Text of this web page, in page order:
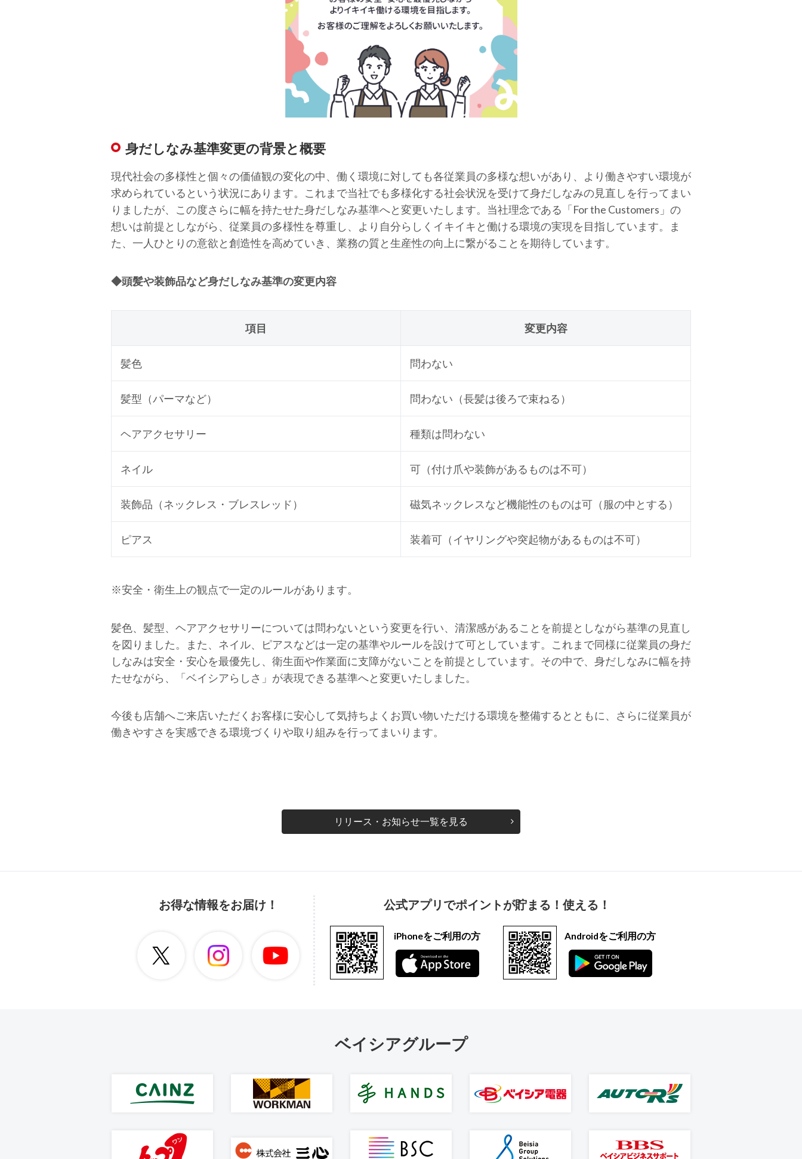
身だしなみ基準変更の背景と概要
現代社会の多様性と個々の価値観の変化の中、働く環境に対しても各従業員の多様な想いがあり、より働きやすい環境が
求められているという状況にあります。これまで当社でも多様化する社会状況を受けて身だしなみの見直しを行ってまい
りましたが、この度さらに幅を持たせた身だしなみ基準へと変更いたします。当社理念である「For the Customers」の
想いは前提としながら、従業員の多様性を尊重し、より自分らしくイキイキと働ける環境の実現を目指しています。ま
た、一人ひとりの意欲と創造性を高めていき、業務の質と生産性の向上に繋がることを期待しています。
◆頭髪や装飾品など身だしなみ基準の変更内容
項目 変更内容
髪色 問わない
髪型（パーマなど） 問わない（長髪は後ろで束ねる）
ヘアアクセサリー 種類は問わない
ネイル 可（付け爪や装飾があるものは不可）
装飾品（ネックレス・ブレスレッド） 磁気ネックレスなど機能性のものは可（服の中とする）
ピアス 装着可（イヤリングや突起物があるものは不可）
※安全・衛生上の観点で一定のルールがあります。
髪色、髪型、ヘアアクセサリーについては問わないという変更を行い、清潔感があることを前提としながら基準の見直し
を図りました。また、ネイル、ピアスなどは一定の基準やルールを設けて可としています。これまで同様に従業員の身だ
しなみは安全・安心を最優先し、衛生面や作業面に支障がないことを前提としています。その中で、身だしなみに幅を持
たせながら、「ベイシアらしさ」が表現できる基準へと変更いたしました。
今後も店舗へご来店いただくお客様に安心して気持ちよくお買い物いただける環境を整備するとともに、さらに従業員が
働きやすさを実感できる環境づくりや取り組みを行ってまいります。
リリース・お知らせ一覧を見る
お得な情報をお届け！ 公式アプリでポイントが貯まる！使える！
iPhoneをご利用の方 Androidをご利用の方
ベイシアグループ